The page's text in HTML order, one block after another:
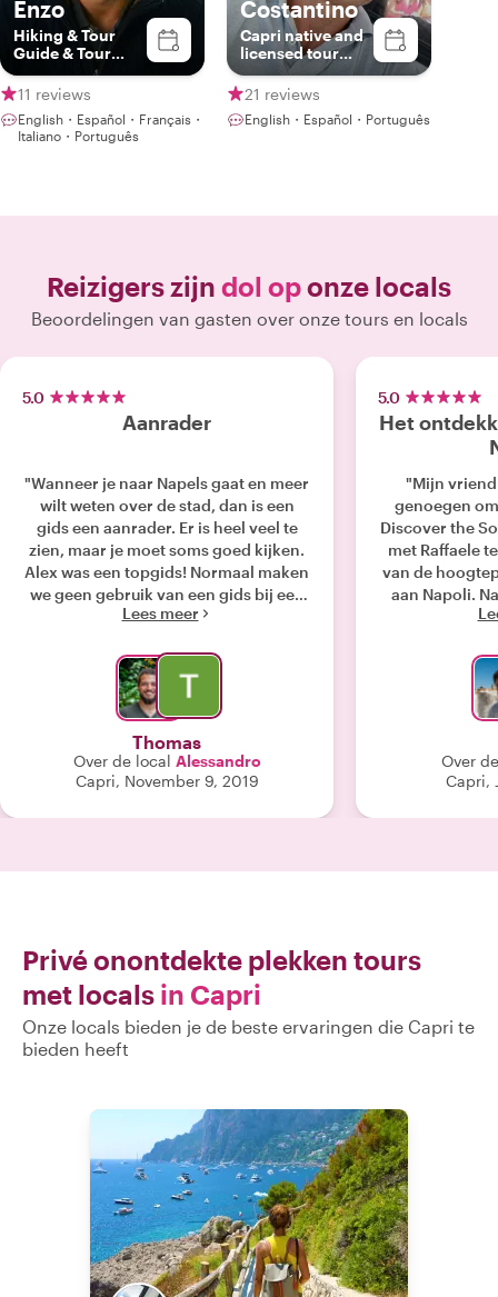
Enzo
Hiking & Tour
Guide & Tour
Leader
11 reviews
English・Español・Français・
Italiano・Português
Costantino
Capri native and
licensed tour
guide
21 reviews
English・Español・Português
Reizigers zijn dol oponze locals
Beoordelingen van gasten over onze tours en locals
5.0
Aanrader
"Wanneer je naar Napels gaat en meer
wilt weten over de stad, dan is een
gids een aanrader. Er is heel veel te
zien, maar je moet soms goed kijken.
Alex was een topgids! Normaal maken
we geen gebruik van een gids bij een
stedentrip, maar dit heeft de
overtroffen! "
Lees meer
Thomas
Over de local Alessandro
Capri, November 9, 2019
5.0
Het
"Mijn
genoegen
Discover the
met Raffaele
van de
aan Napoli. Na een kort bezoek aan
Napels meer
mensen van
precies dat.
was duidelijk
onderweg deelde. Wat me
imponeerde,
de stad tot
deskundig,
aanvoelde
rondgeleid
Napoli had
ziel begon te
bezoekt en
typische
ten zeerste
Raffaele te
met een
opmerkelijke
het door de
Over
Capri,
Privé onontdekte plekken tours
met locals in Capri
Onze locals bieden je de beste ervaringen die Capri te
bieden heeft